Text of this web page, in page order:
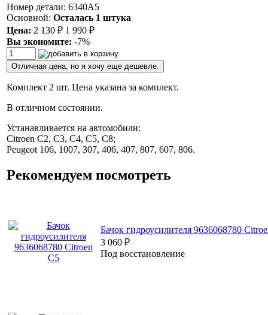
Номер детали: 6340A5
Основной: Осталась 1 штука
Цена: 2 130 ₽ 1 990 ₽
Вы экономите: -7%
Отличная цена, но я хочу еще дешевле.
Комплект 2 шт. Цена указана за комплект.
В отличном состоянии.
Устанавливается на автомобили:
Citroen C2, C3, C4, C5, C8;
Peugeot 106, 1007, 307, 406, 407, 807, 607, 806.
Рекомендуем посмотреть
Бачок гидроусилителя 9636068780
3 060 ₽
Под восстановление